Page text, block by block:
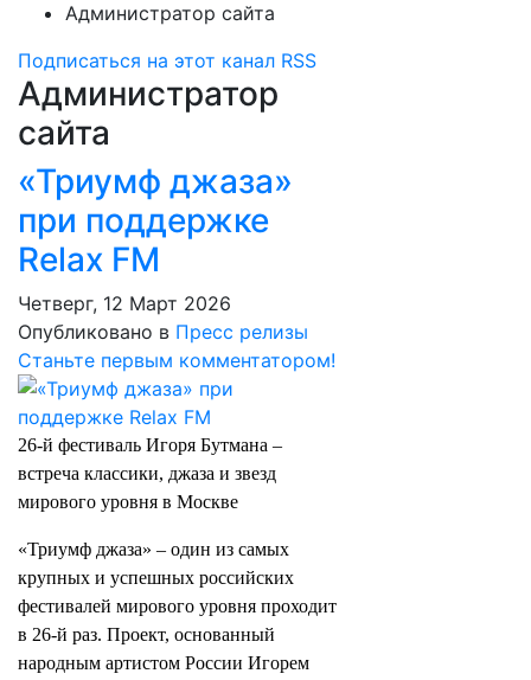
Администратор сайта
Подписаться на этот канал RSS
Администратор
сайта
«Триумф джаза»
при поддержке
Relax FM
Четверг, 12 Март 2026
Опубликовано в Пресс релизы
Станьте первым комментатором!
26‑й фестиваль Игоря Бутмана –
встреча классики, джаза и звезд
мирового уровня в Москве
«Триумф джаза» – один из самых
крупных и успешных российских
фестивалей мирового уровня проходит
в 26-й раз. Проект, основанный
народным артистом России Игорем